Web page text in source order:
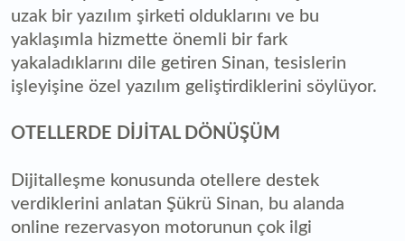
uzak bir yazılım şirketi olduklarını ve bu
yaklaşımla hizmette önemli bir fark
yakaladıklarını dile getiren Sinan, tesislerin
işleyişine özel yazılım geliştirdiklerini söylüyor.
OTELLERDE DİJİTAL DÖNÜŞÜM
Dijitalleşme konusunda otellere destek
verdiklerini anlatan Şükrü Sinan, bu alanda
online rezervasyon motorunun çok ilgi